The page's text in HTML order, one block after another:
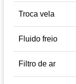
Troca vela
Fluido freio
Filtro de ar